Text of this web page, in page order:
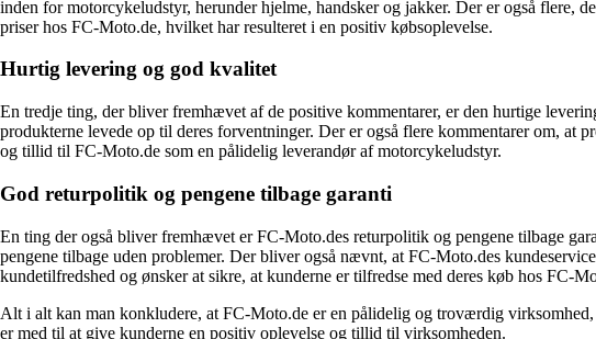
inden for motorcykeludstyr, herunder hjelme, handsker og jakker. Der er også
priser hos FC-Moto.de, hvilket har resulteret i en positiv købsoplevelse.
Hurtig levering og god kvalitet
En tredje ting, der bliver fremhævet af de positive kommentarer, er den hurtige
produkterne levede op til deres forventninger. Der er også flere kommentarer om, at
og tillid til FC-Moto.de som en pålidelig leverandør af motorcykeludstyr.
God returpolitik og pengene tilbage garanti
En ting der også bliver fremhævet er FC-Moto.des returpolitik og pengene tilbage
pengene tilbage uden problemer. Der bliver også nævnt, at FC-Moto.des
kundetilfredshed og ønsker at sikre, at kunderne er tilfredse med deres køb hos FC-
Alt i alt kan man konkludere, at FC-Moto.de er en pålidelig og troværdig
er med til at give kunderne en positiv oplevelse og tillid til virksomheden.